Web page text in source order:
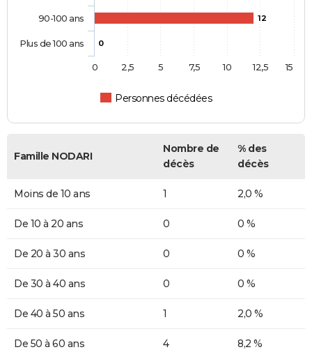
12
0
Personnes décédées
90-100 ans
Plus de 100 ans
0 2,5 5 7,5 10 12,5 15
Famille NODARI
Nombre de
décès
% des
décès
Moins de 10 ans 1 2,0 %
De 10 à 20 ans 0 0 %
De 20 à 30 ans 0 0 %
De 30 à 40 ans 0 0 %
De 40 à 50 ans 1 2,0 %
De 50 à 60 ans 4 8,2 %